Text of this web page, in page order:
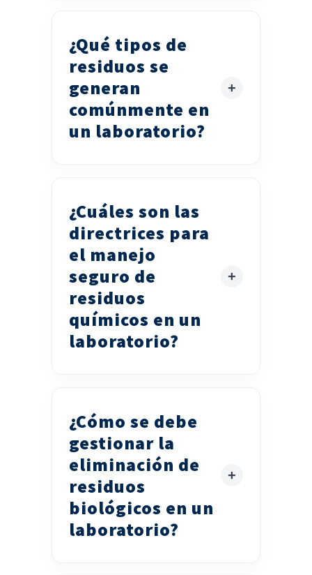
¿Qué tipos de
residuos se
generan
comúnmente en
un laboratorio?
¿Cuáles son las
directrices para
el manejo
seguro de
residuos
químicos en un
laboratorio?
¿Cómo se debe
gestionar la
eliminación de
residuos
biológicos en un
laboratorio?